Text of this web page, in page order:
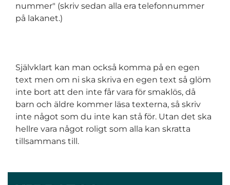
nummer" (skriv sedan alla era telefonnummer
på lakanet.)
Självklart kan man också komma på en egen
text men om ni ska skriva en egen text så glöm
inte bort att den inte får vara för smaklös, då
barn och äldre kommer läsa texterna, så skriv
inte något som du inte kan stå för. Utan det ska
hellre vara något roligt som alla kan skratta
tillsammans till.